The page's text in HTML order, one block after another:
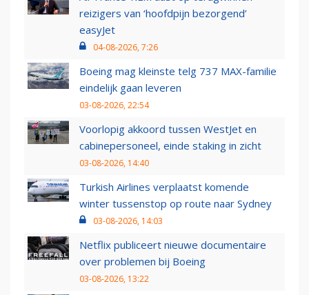
reizigers van ‘hoofdpijn bezorgend’
easyJet
04-08-2026, 7:26
Boeing mag kleinste telg 737 MAX-familie
eindelijk gaan leveren
03-08-2026, 22:54
Voorlopig akkoord tussen WestJet en
cabinepersoneel, einde staking in zicht
03-08-2026, 14:40
Turkish Airlines verplaatst komende
winter tussenstop op route naar Sydney
03-08-2026, 14:03
Netflix publiceert nieuwe documentaire
over problemen bij Boeing
03-08-2026, 13:22